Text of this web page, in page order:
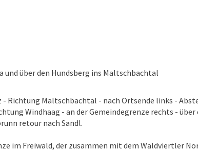
und über den Hundsberg ins Maltschbachtal
Richtung Maltschbachtal - nach Ortsende links -
Windhaag - an der Gemeindegrenze rechts -
retour nach Sandl.
im Freiwald, der zusammen mit dem Waldviertler